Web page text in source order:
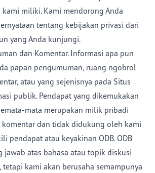
kami miliki. Kami mendorong Anda
tentang kebijakan privasi dari
yang Anda kunjungi.
dan Komentar. Informasi apa pun
papan pengumuman, ruang ngobrol
atau yang sejenisnya pada Situs
publik. Pendapat yang dikemukakan
mata merupakan milik pribadi
komentar dan tidak didukung oleh kami
pendapat atau keyakinan ODB. ODB
jawab atas bahasa atau topik diskusi
kami akan berusaha semampunya